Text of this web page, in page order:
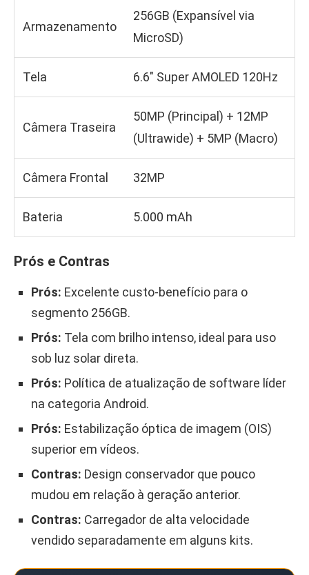
Armazenamento
256GB (Expansível via
MicroSD)
Tela 6.6″ Super AMOLED 120Hz
Câmera Traseira
50MP (Principal) + 12MP
(Ultrawide) + 5MP (Macro)
Câmera Frontal 32MP
Bateria 5.000 mAh
Prós e Contras
Prós: Excelente custo-benefício para o
segmento 256GB.
Prós: Tela com brilho intenso, ideal para uso
sob luz solar direta.
Prós: Política de atualização de software líder
na categoria Android.
Prós: Estabilização óptica de imagem (OIS)
superior em vídeos.
Contras: Design conservador que pouco
mudou em relação à geração anterior.
Contras: Carregador de alta velocidade
vendido separadamente em alguns kits.